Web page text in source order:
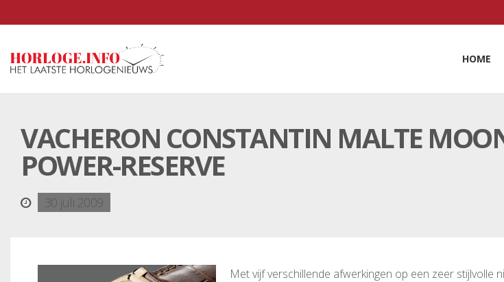
HOME
VACHERON CONSTANTIN MALTE
POWER-RESERVE
30 juli 2009
Met vijf verschillende afwerkingen op een zeer stijlvolle